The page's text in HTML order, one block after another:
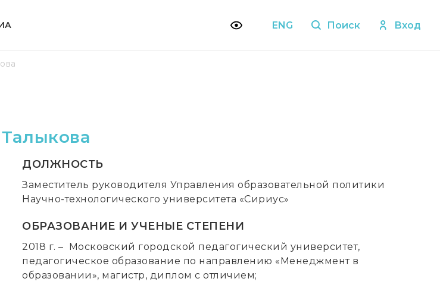
ENG Поиск Вход
ДОЛЖНОСТЬ
Заместитель руководителя Управления образовательной политики
Научно-технологического университета «Сириус»
ОБРАЗОВАНИЕ И УЧЕНЫЕ СТЕПЕНИ
2018 г. – Московский городской педагогический университет,
педагогическое образование по направлению «Менеджмент в
образовании», магистр, диплом с отличием;